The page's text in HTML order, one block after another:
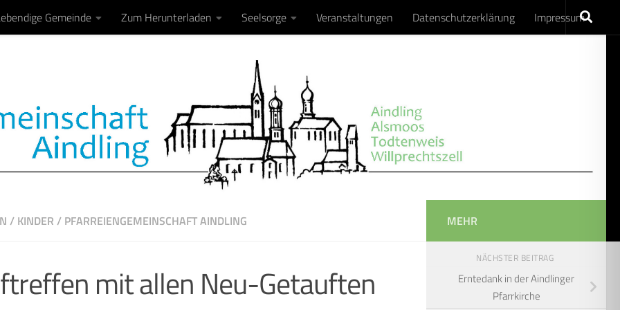
Gemeinde Zum Herunterladen Seelsorge Veranstaltungen Datenschutzerklärung Impressum
/ KINDER / PFARREIENGEMEINSCHAFT AINDLING
mit allen Neu-Getauften
MEHR
NÄCHSTER BEITRAG
Erntedank in der Aindlinger
Pfarrkirche